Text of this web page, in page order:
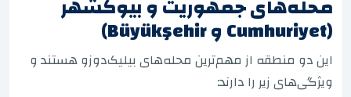
محله‌های جمهوریت و بیوکشهر
(Cumhuriyet و Büyükşehir)
این دو منطقه از مهم‌ترین محله‌های بیلیک‌دوزو هستند و
ویژگی‌های زیر را دارند: